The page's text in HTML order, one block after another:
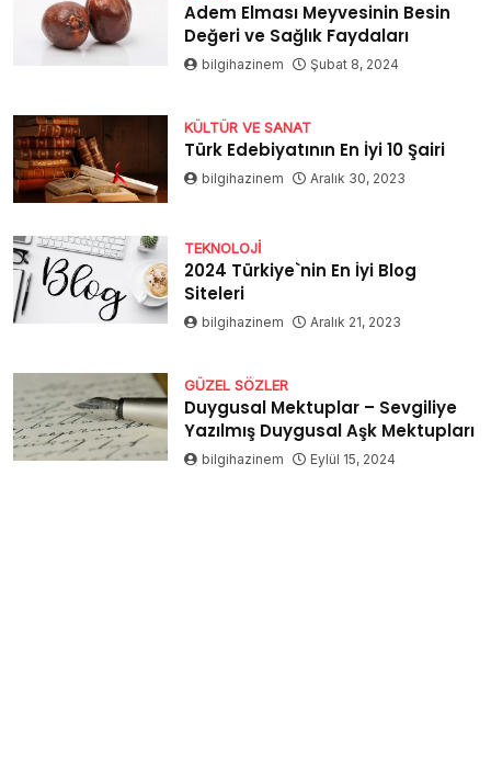
Adem Elması Meyvesinin Besin
Değeri ve Sağlık Faydaları
bilgihazinem Şubat 8, 2024
KÜLTÜR VE SANAT
Türk Edebiyatının En İyi 10 Şairi
bilgihazinem Aralık 30, 2023
TEKNOLOJI
2024 Türkiye`nin En İyi Blog
Siteleri
bilgihazinem Aralık 21, 2023
GÜZEL SÖZLER
Duygusal Mektuplar – Sevgiliye
Yazılmış Duygusal Aşk Mektupları
bilgihazinem Eylül 15, 2024